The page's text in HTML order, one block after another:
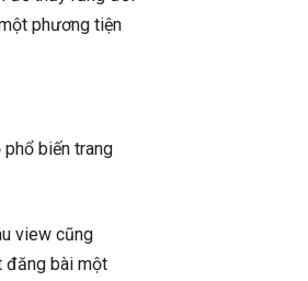
phương tiện
biến trang
view cũng
đăng bài một